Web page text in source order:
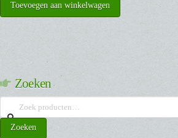
Toevoegen aan winkelwagen
Zoeken
Zoeken
naar:
Zoeken